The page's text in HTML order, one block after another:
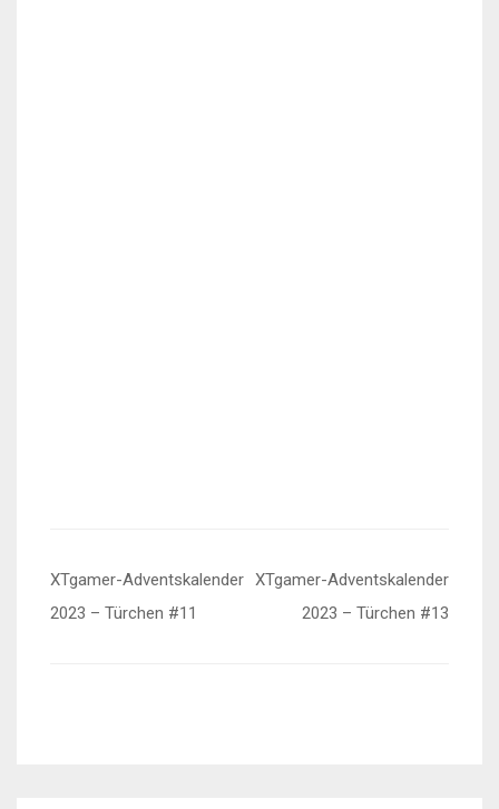
Beitragsnavigation
XTgamer-Adventskalender
2023 – Türchen #11
XTgamer-Adventskalender
2023 – Türchen #13